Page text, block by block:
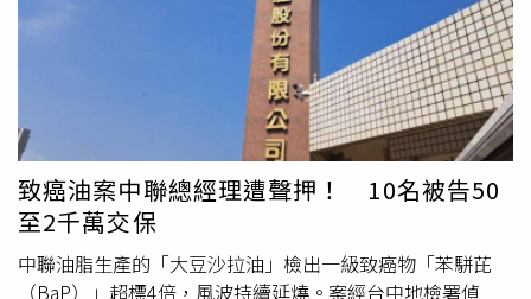
應。警消趕抵現場後強行破門，赫然發現薩比內尼倒臥在地
上，經現場緊急搶救後仍宣告不治。當地法醫事後進行屍
檢，確認死者的確切死因為「遭勒頸窒息」，判定為他殺。
調查人員進一步指出，納恩在案發隔日曾瘋狂致電法醫辦公
室，急切想打探妻子的死因進度，舉動極不尋常。警方在起
訴書中揭露，納恩最初接受偵訊時極力撇清責任，供稱與妻
子是經由傳統相親安排，於2025年6月結婚並在隔月同居。
納恩辯稱案發當天下午，自己只是出門去連鎖藥局幫妻子拿
藥，順道去冰淇淋店買冰，回來就發現悲劇，全盤否認涉
案。然而，警方調閱該公寓的電子門鎖紀錄後發現，在納恩
外出期間根本沒有任何人進出，且該浴室門可從外部上鎖，
致癌油案中聯總經理遭聲押！ 10名被告50
至2千萬交保
中聯油脂生產的「大豆沙拉油」檢出一級致癌物「苯駢芘
（BaP）」超標4倍，風波持續延燒。案經台中地檢署偵